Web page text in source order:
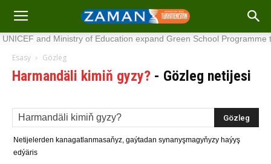
UNICEF and Ministry of Education expand Green School Programme
Esasy Gözleg
Harmandäli kimiň gyzy? - Gözleg netijesi
Netijelerden kanagatlanmasaňyz, gaýtadan synanyşmagyňyzy haýyş
edýäris